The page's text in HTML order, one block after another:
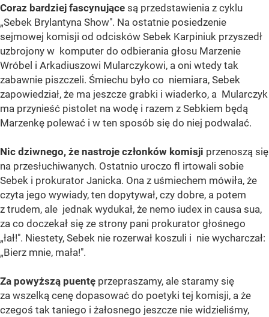
Coraz bardziej fascynujące są przedstawienia z cyklu
„Sebek Brylantyna Show". Na ostatnie posiedzenie
sejmowej komisji od odcisków Sebek Karpiniuk przyszedł
uzbrojony w komputer do odbierania głosu Marzenie
Wróbel i Arkadiuszowi Mularczykowi, a oni wtedy tak
zabawnie piszczeli. Śmiechu było co niemiara, Sebek
zapowiedział, że ma jeszcze grabki i wiaderko, a Mularczyk
ma przynieść pistolet na wodę i razem z Sebkiem będą
Marzenkę polewać i w ten sposób się do niej podwalać.
Nic dziwnego, że nastroje członków komisji przenoszą się
na przesłuchiwanych. Ostatnio uroczo fl irtowali sobie
Sebek i prokurator Janicka. Ona z uśmiechem mówiła, że
czyta jego wywiady, ten dopytywał, czy dobre, a potem
z trudem, ale jednak wydukał, że nemo iudex in causa sua,
za co doczekał się ze strony pani prokurator głośnego
„łał!". Niestety, Sebek nie rozerwał koszuli i nie wycharczał:
„Bierz mnie, mała!".
Za powyższą puentę przepraszamy, ale staramy się
za wszelką cenę dopasować do poetyki tej komisji, a że
czegoś tak taniego i żałosnego jeszcze nie widzieliśmy,